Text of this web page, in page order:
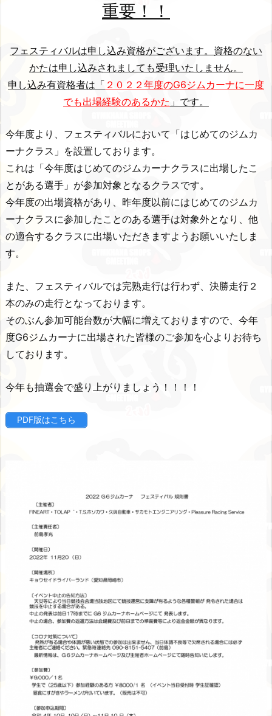
重要！！
フェスティバルは申し込み資格がございます。資格のない
かたは申し込みされましても受理いたしません。
申し込み有資格者は「 ２０２２年度のG6ジムカーナに一度
でも出場経験のあるかた 」です。
今年度より、フェスティバルにおいて「はじめてのジムカ
ーナクラス」を設置しております。
これは「今年度はじめてのジムカーナクラスに出場したこ
とがある選手」が参加対象となるクラスです。
今年度の出場資格があり、昨年度以前にはじめてのジムカ
ーナクラスに参加したことのある選手は対象外となり、他
の適合するクラスに出場いただきますようお願いいたしま
す。
また、フェスティバルでは完熟走行は行わず、決勝走行２
本のみの走行となっております。
そのぶん参加可能台数が大幅に増えておりますので、今年
度G6ジムカーナに出場された皆様のご参加を心よりお待ち
しております。
今年も抽選会で盛り上がりましょう！！！！
PDF版はこちら